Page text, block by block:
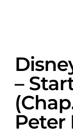
–
Peter